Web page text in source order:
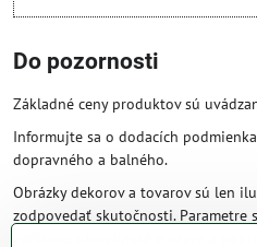
Do pozornosti
Základné ceny produktov sú
Informujte sa o dodacích
dopravného a balného.
Obrázky dekorov a tovarov sú len
zodpovedať skutočnosti. Parametre